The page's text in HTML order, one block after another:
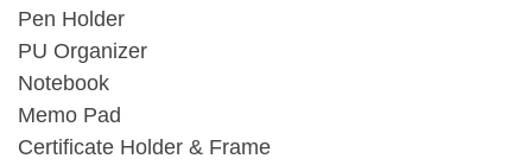
Pen Holder
PU Organizer
Notebook
Memo Pad
Certificate Holder & Frame